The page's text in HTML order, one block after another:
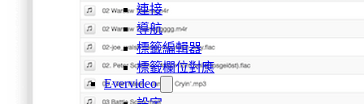
連接
導航
標籤編輯器
標籤欄位對應
Evervideo